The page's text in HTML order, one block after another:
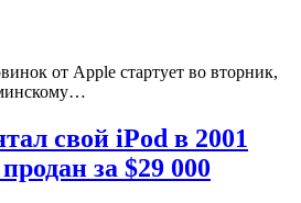
от Apple стартует во вторник,
свой iPod в 2001
за $29 000